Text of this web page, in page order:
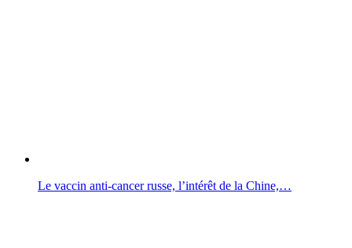
Le vaccin anti-cancer russe, l’intérêt de la Chine,…